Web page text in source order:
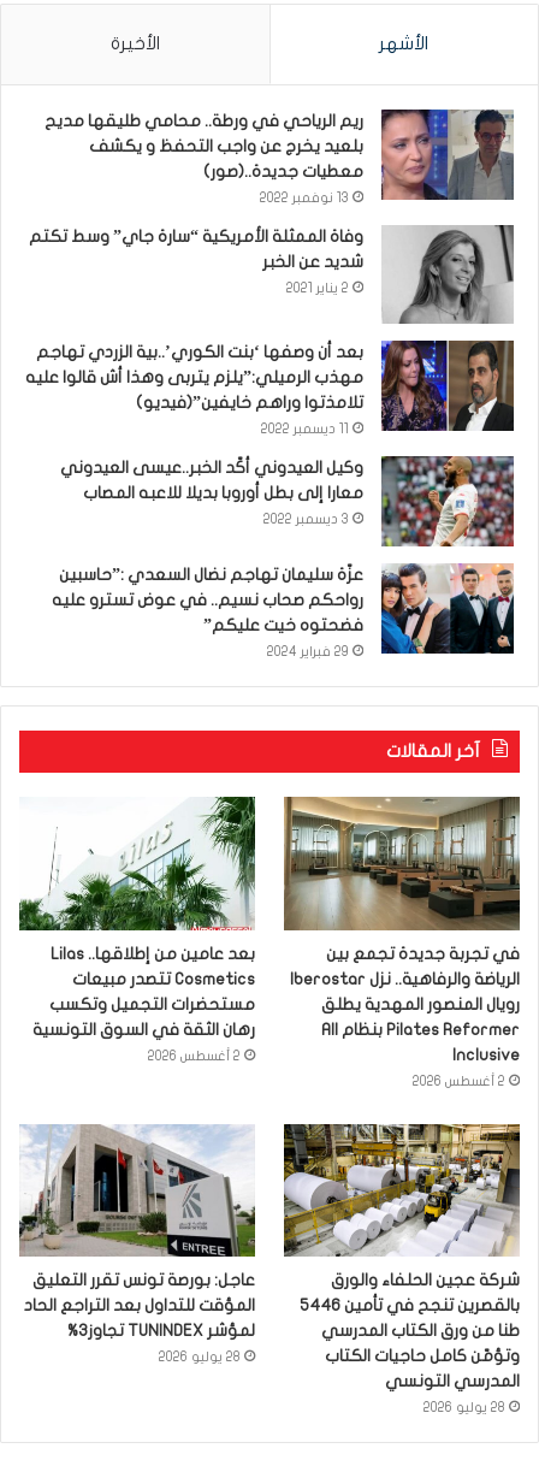
الأشهر الأخيرة
ريم الرياحي في ورطة.. محامي طليقها مديح
بلعيد يخرج عن واجب التحفظ و يكشف
معطيات جديدة..(صور)
13 نوفمبر 2022
وفاة الممثلة الأمريكية “سارة جاي” وسط تكتم
شديد عن الخبر
2 يناير 2021
بعد أن وصفها ‘بنت الكوري’..بية الزردي تهاجم
مهذب الرميلي:”يلزم يتربى وهذا أش قالوا عليه
تلامذتوا وراهم خايفين”(فيديو)
وكيل العيدوني أكّد الخبر..عيسى العيدوني
معارا إلى بطل أوروبا بديلا للاعبه المصاب
3 ديسمبر 2022
عزّة سليمان تهاجم نضال السعدي :”حاسبين
رواحكم صحاب نسيم.. في عوض تسترو عليه
فضحتوه خيت عليكم”
29 فبراير 2024
آخر المقالات
في تجربة جديدة تجمع بين
رويال المنصور المهدية يطلق
Pilates Reformer بنظام All
Inclusive
2 أغسطس 2026
بعد عامين من إطلاقها.. Lilas
Cosmetics تتصدر مبيعات
مستحضرات التجميل وتكسب
رهان الثقة في السوق التونسية
2 أغسطس 2026
شركة عجين الحلفاء والورق
بالقصرين تنجح في تأمين 5446
طنا من ورق الكتاب المدرسي
وتؤمّن كامل حاجيات الكتاب
المدرسي التونسي
28 يوليو 2026
عاجل: بورصة تونس تقرر التعليق
المؤقت للتداول بعد التراجع الحاد
لمؤشر TUNINDEX تجاوز3%
28 يوليو 2026